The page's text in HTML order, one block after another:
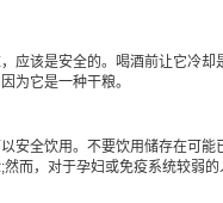
应该是安全的。喝酒前让它冷
为它是一种干粮。
安全饮用。不要饮用储存在可
而，对于孕妇或免疫系统较弱